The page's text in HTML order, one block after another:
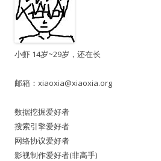
小虾 14岁~29岁，还在长
邮箱： xiaoxia@xiaoxia.org
数据挖掘爱好者
搜索引擎爱好者
网络协议爱好者
影视制作爱好者(非高手)